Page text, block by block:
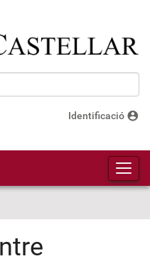
Identificació account_circle